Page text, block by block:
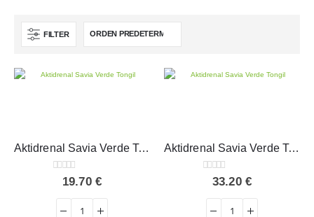
FILTER
Aktidrenal Savia Verde Tongil 250ml
out of 5
19.70 €
Aktidrenal Savia Verde Tongil 500 ml
out of 5
33.20 €